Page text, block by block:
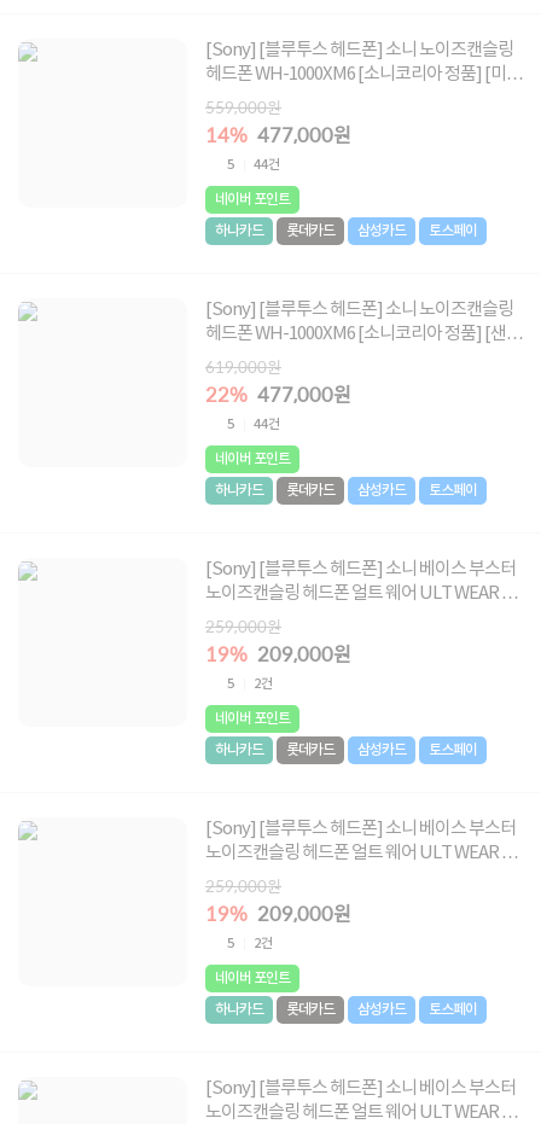
[Sony] [블루투스 헤드폰] 소니 노이즈캔슬링
헤드폰 WH-1000XM6 [소니코리아 정품] [미드
나잇 블루]
559,000원
14% 477,000원
5 44건
네이버 포인트
하나카드
롯데카드 삼성카드 토스페이
[Sony] [블루투스 헤드폰] 소니 노이즈캔슬링
헤드폰 WH-1000XM6 [소니코리아 정품] [샌드
핑크]
619,000원
22% 477,000원
5 44건
네이버 포인트
하나카드
롯데카드 삼성카드 토스페이
[Sony] [블루투스 헤드폰] 소니 베이스 부스터
노이즈캔슬링 헤드폰 얼트 웨어 ULT WEAR [소
니코리아정품] [블랙]
259,000원
19% 209,000원
5 2건
네이버 포인트
하나카드
롯데카드 삼성카드 토스페이
[Sony] [블루투스 헤드폰] 소니 베이스 부스터
노이즈캔슬링 헤드폰 얼트 웨어 ULT WEAR [소
니코리아정품] [오프화이트]
259,000원
19% 209,000원
5 2건
네이버 포인트
하나카드
롯데카드 삼성카드 토스페이
[Sony] [블루투스 헤드폰] 소니 베이스 부스터
노이즈캔슬링 헤드폰 얼트 웨어 ULT WEAR [소